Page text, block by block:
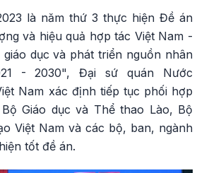
là năm thứ 3 thực hiện Đề án
và hiệu quả hợp tác Việt Nam -
dục và phát triển nguồn nhân
- 2030", Đại sứ quán Nước
Nam xác định tiếp tục phối hợp
Giáo dục và Thể thao Lào, Bộ
Việt Nam và các bộ, ban, ngành
tốt đề án.